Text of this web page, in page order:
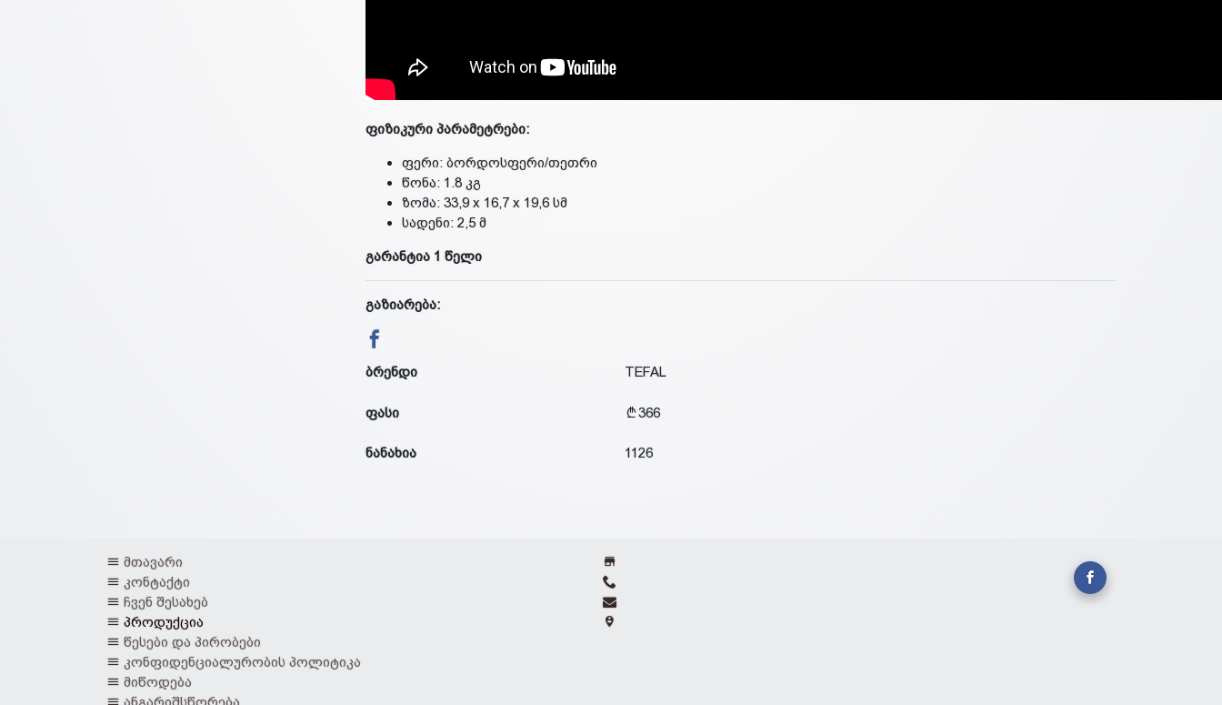
ფიზიკური პარამეტრები:
ფერი: ბორდოსფერი/თეთრი
წონა: 1.8 კგ
ზომა: 33,9 х 16,7 х 19,6 სმ
სადენი: 2,5 მ
გარანტია 1 წელი
გაზიარება:
ბრენდი TEFAL
ფასი 366
ნანახია 1126
მთავარი
კონტაქტი
ჩვენ შესახებ
პროდუქცია
წესები და პირობები
კონფიდენციალურობის პოლიტიკა
მიწოდება
ანგარიშსწორება